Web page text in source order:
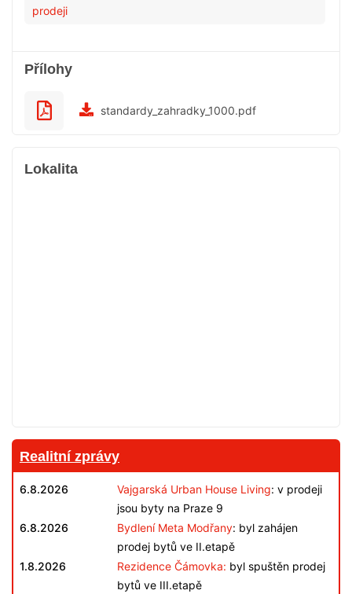
prodeji
Přílohy
standardy_zahradky_1000.pdf
Lokalita
Realitní zprávy
6.8.2026 Vajgarská Urban House Living: v prodeji
jsou byty na Praze 9
6.8.2026
Bydlení Meta Modřany: byl zahájen
prodej bytů ve II.etapě
1.8.2026
Rezidence Čámovka: byl spuštěn prodej
bytů ve III.etapě